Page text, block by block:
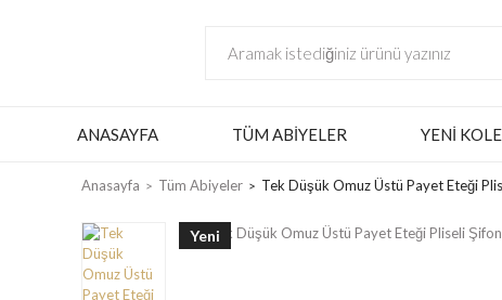
ANASAYFA TÜM ABIYELER YENI
Anasayfa Tüm Abiyeler Tek Düşük Omuz Üstü Payet Eteği
Yeni